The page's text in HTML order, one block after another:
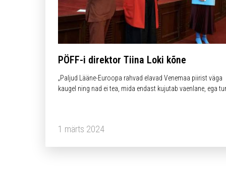
PÖFF-i direktor Tiina Loki kõne
„Paljud Lääne-Euroopa rahvad elavad Venemaa piirist väga
kaugel ning nad ei tea, mida endast kujutab vaenlane, ega
1 märts 2024